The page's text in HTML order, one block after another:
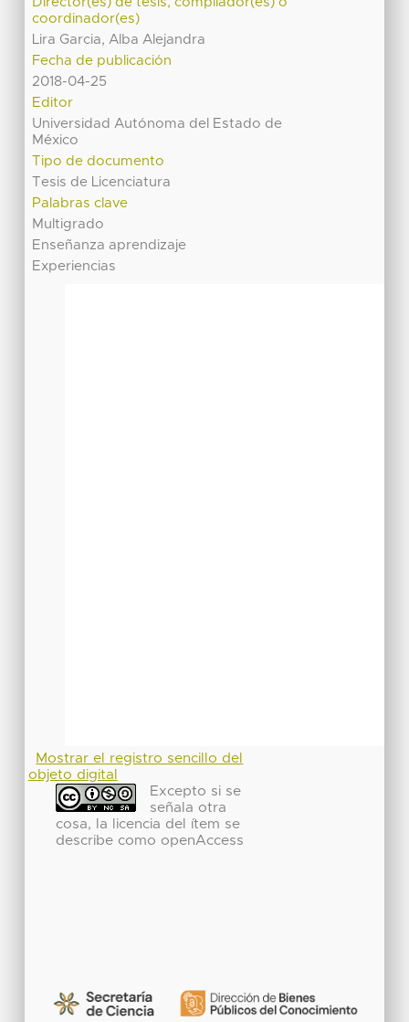
coordinador(es)
Lira Garcia, Alba Alejandra
Fecha de publicación
2018-04-25
Editor
Universidad Autónoma del Estado de
México
Tipo de documento
Tesis de Licenciatura
Palabras clave
Multigrado
Enseñanza aprendizaje
Experiencias
Mostrar el registro sencillo del
objeto digital
Excepto si se
señala otra
cosa, la licencia del ítem se
describe como openAccess